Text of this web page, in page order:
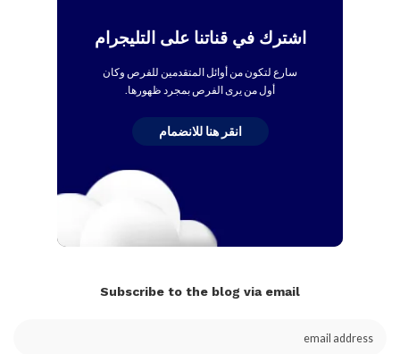
اشترك في قناتنا على التليجرام
سارع لتكون من أوائل المتقدمين للفرص وكان
أول من يرى الفرص بمجرد ظهورها.
انقر هنا للانضمام
Subscribe to the blog via email